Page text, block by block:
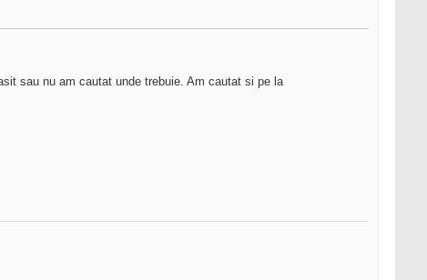
sau nu am cautat unde trebuie. Am cautat si pe la